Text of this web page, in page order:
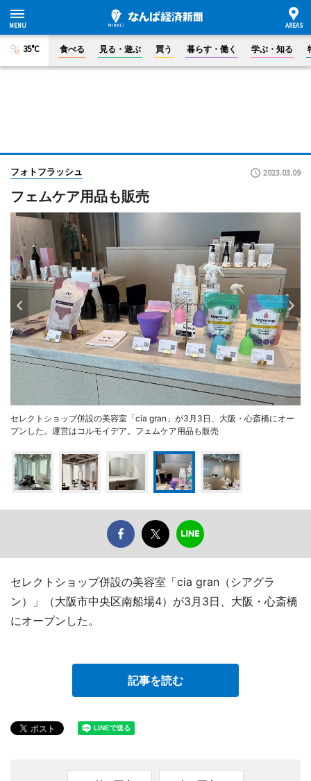
35°C 食べる 見る・遊ぶ 買う 暮らす・働く 学ぶ・知る
フォトフラッシュ 2023.03.09
フェムケア用品も販売
セレクトショップ併設の美容室「cia gran」が3月3日、大阪・心斎橋にオー
プンした。運営はコルモイデア。フェムケア用品も販売
セレクトショップ併設の美容室「cia gran（シアグラ
ン）」（大阪市中央区南船場4）が3月3日、大阪・心斎橋
にオープンした。
記事を読む